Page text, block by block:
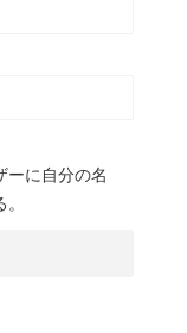
ーに自分の名